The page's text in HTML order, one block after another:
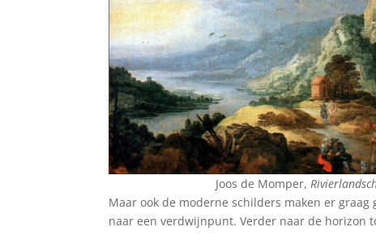
Joos de Momper,
Maar ook de moderne schilders maken er graag
naar een verdwijnpunt. Verder naar de horizon